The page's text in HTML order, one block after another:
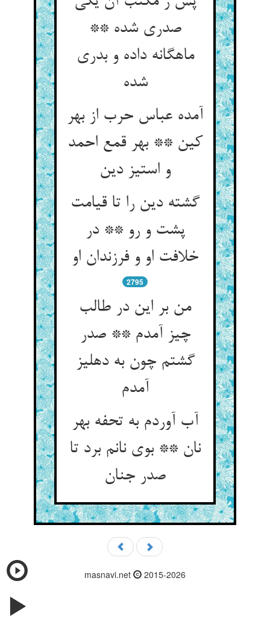
صدری شده **
ماهگانه داده و بدری
شده‌‌
آمده عباس حرب از بهر
کین ** بهر قمع احمد
گشته دین را تا قیامت
پشت و رو ** در
خلافت او و فرزندان او
2795
من بر این در طالب
چیز آمدم ** صدر
گشتم چون به دهلیز
آب آوردم به تحفه بهر
نان ** بوی نانم برد تا
masnavi.net 2015-2026